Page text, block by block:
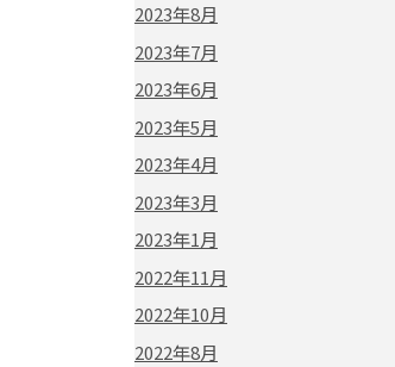
2023年8月
2023年7月
2023年6月
2023年5月
2023年4月
2023年3月
2023年1月
2022年11月
2022年10月
2022年8月